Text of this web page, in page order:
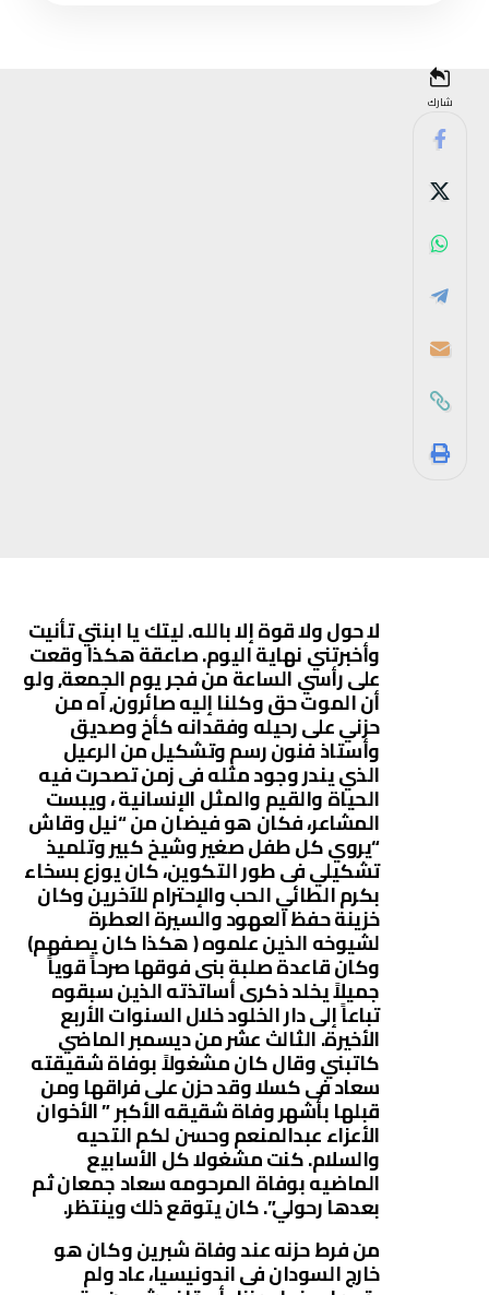
شارك
لا حول ولا قوة إلا بالله. ليتك يا ابنتي تأنيت
وأخبرتني نهاية اليوم. صاعقة هكذا وقعت
على رأسي الساعة من فجر يوم الجمعة, ولو
أن الموت حق وكلنا إليه صائرون, آه من
حزني على رحيله وفقدانه كأخ وصديق
وأستاذ فنون رسم وتشكيل من الرعيل
الذي يندر وجود مثله فى زمن تصحرت فيه
الحياة والقيم والمثل الإنسانية ، ويبست
المشاعر، فكان هو فيضان من “نيل وقاش
“يروي كل طفل صغير وشيخ كبير وتلميذ
تشكيلي فى طور التكوين، كان يوزع بسخاء
بكرم الطائي الحب والإحترام للآخرين وكان
خزينة حفظ العهود والسيرة العطرة
لشيوخه الذين علموه ( هكذا كان يصفهم)
وكان قاعدة صلبة بنى فوقها صرحاً قوياً
جميلاً يخلد ذكرى أساتذته الذين سبقوه
تباعاً إلى دار الخلود خلال السنوات الأربع
الأخيرة. الثالث عشر من ديسمبر الماضي
كاتبني وقال كان مشغولاً بوفاة شقيقته
سعاد فى كسلا وقد حزن على فراقها ومن
قبلها بأشهر وفاة شقيقه الأكبر ” الأخوان
الأعزاء عبدالمنعم وحسن لكم التحيه
والسلام. كنت مشغولا كل الأسابيع
الماضيه بوفاة المرحومه سعاد جمعان ثم
بعدها رحولي”. كان يتوقع ذلك وينتظر.
من فرط حزنه عند وفاة شبرين وكان هو
خارج السودان فى اندونيسيا، عاد ولم